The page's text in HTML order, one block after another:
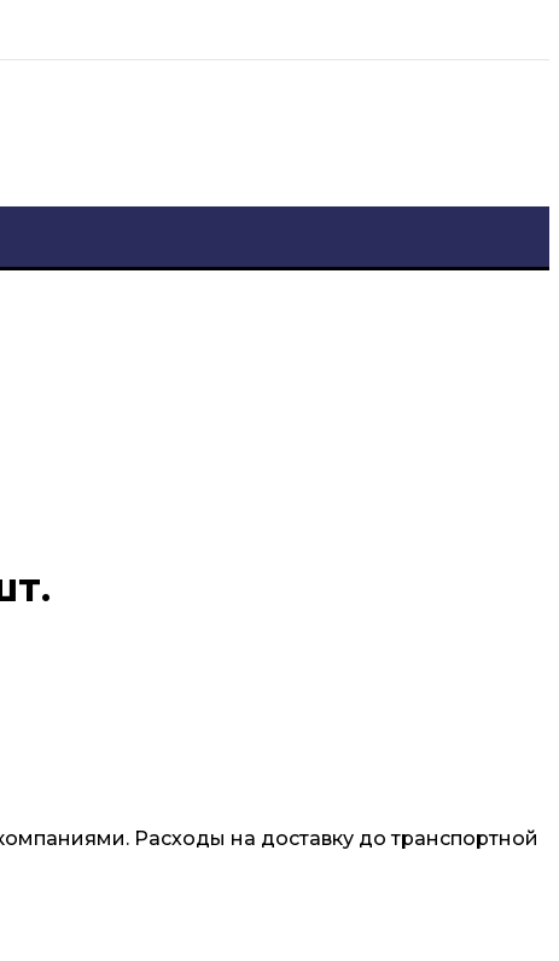
Расходы на доставку до транспортной